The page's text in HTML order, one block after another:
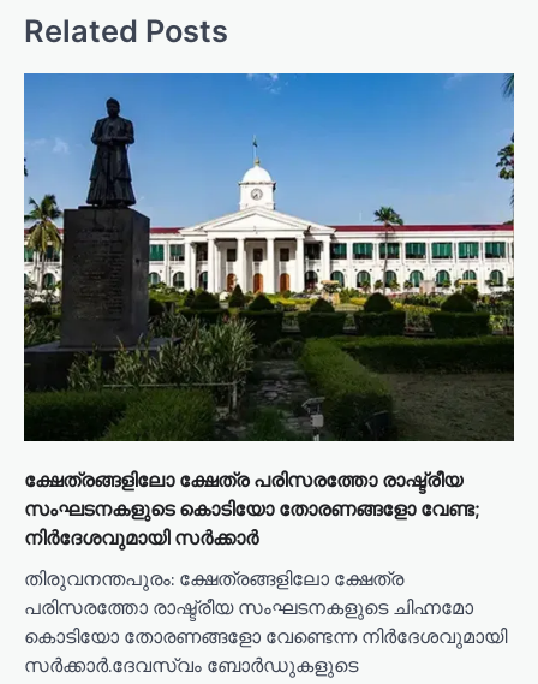
v
i
a
t
i
o
n
Related Posts
ക്ഷേത്രങ്ങളിലോ ക്ഷേത്ര പരിസരത്തോ രാഷ്ട്രീയ
സംഘടനകളുടെ കൊടിയോ തോരണങ്ങളോ വേണ്ട;
നിർദേശവുമായി സർക്കാർ
തിരുവനന്തപുരം: ക്ഷേത്രങ്ങളിലോ ക്ഷേത്ര
പരിസരത്തോ രാഷ്ട്രീയ സംഘടനകളുടെ ചിഹ്നമോ
കൊടിയോ തോരണങ്ങളോ വേണ്ടെന്ന നിർദേശവുമായി
സർക്കാർ.ദേവസ്വം ബോർഡുകളുടെ